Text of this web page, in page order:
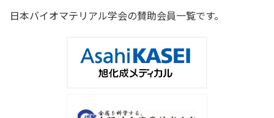
日本バイオマテリアル学会の賛助会員一覧です。